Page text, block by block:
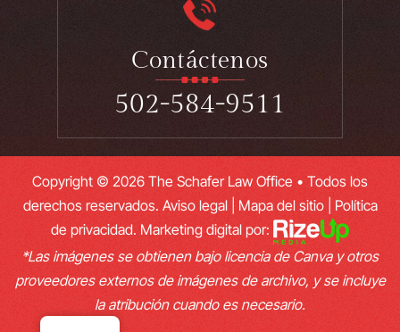
Contáctenos
502-584-9511
Copyright © 2026 The Schafer Law Office • Todos los
derechos reservados. Aviso legal| Mapa del sitio| Política
de privacidad. Marketing digital por:
*Las imágenes se obtienen bajo licencia de Canva y otros
proveedores externos de imágenes de archivo, y se incluye
la atribución cuando es necesario.